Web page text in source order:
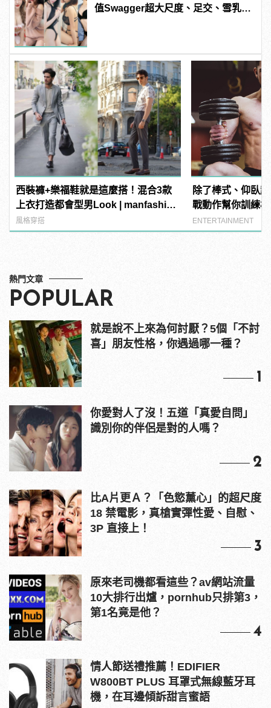
值Swagger超大尺度、足交、雪乳、
西裝褲+樂福鞋就是這麼搭！混合3款
上衣打造都會型男Look | manfashion
這樣變型男
風格穿搭
除了棒式、仰臥
戰動作幫你訓練
ENTERTAINMENT
熱門文章
POPULAR
就是說不上來為何討厭？5個「不討
喜」朋友性格，你遇過哪一種？
1
你愛對人了沒！五道「真愛自問」
識別你的伴侶是對的人嗎？
2
比A片更Ａ？「色慾薰心」的超尺度
18 禁電影，真槍實彈性愛、自慰、
3P 直接上！
3
原來老司機都看這些？av網站流量
10大排行出爐，pornhub只排第3，
第1名竟是他？
4
情人節送禮推薦！EDIFIER
W800BT PLUS 耳罩式無線藍牙耳
機，在耳邊傾訴甜言蜜語